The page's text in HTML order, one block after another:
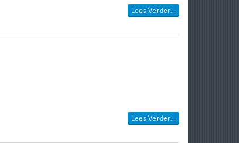
Lees Verder...
Lees Verder...